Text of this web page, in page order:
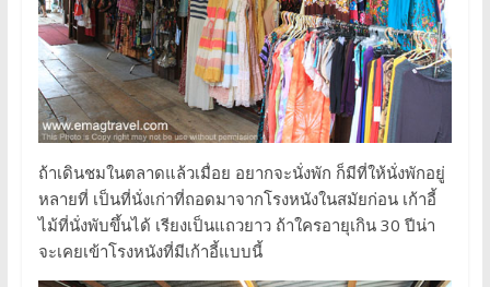
ถ้าเดินชมในตลาดแล้วเมื่อย อยากจะนั่งพัก ก็มีที่ให้นั่งพักอยู่
หลายที่ เป็นที่นั่งเก่าที่ถอดมาจากโรงหนังในสมัยก่อน เก้าอี้
ไม้ที่นั่งพับขึ้นได้ เรียงเป็นแถวยาว ถ้าใครอายุเกิน 30 ปีน่า
จะเคยเข้าโรงหนังที่มีเก้าอี้แบบนี้